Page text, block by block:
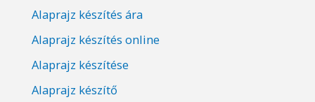
Alaprajz készítés ára
Alaprajz készítés online
Alaprajz készítése
Alaprajz készítő